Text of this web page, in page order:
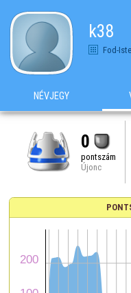
k38
Fod-
NÉVJEGY
0
pontszám
Újonc